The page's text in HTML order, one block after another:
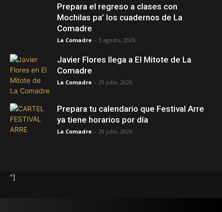
Prepara el regreso a clases con
Mochilas pa’ los cuadernos de La
Comadre
La Comadre - 3 agosto, 2026
Javier Flores llega a El Mitote de La
Comadre
La Comadre - 29 julio, 2026
Prepara tu calendario que Festival Arre
ya tiene horarios por día
La Comadre - 29 julio, 2026
"]